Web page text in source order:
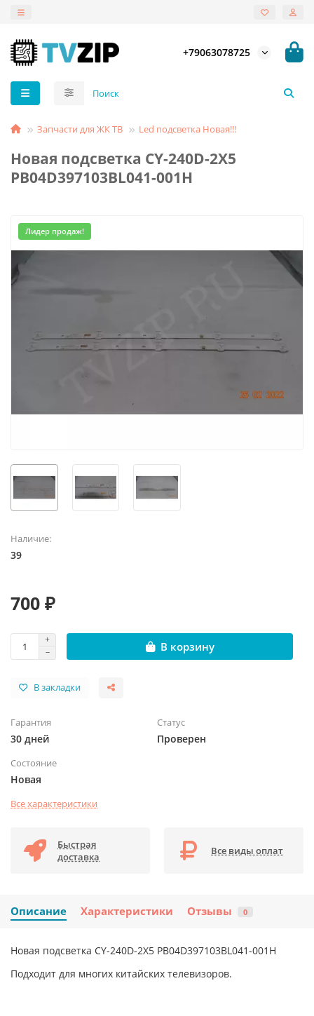
+79063078725
Запчасти для ЖК ТВ Led подсветка Новая!!!
Новая подсветка CY-240D-2X5
PB04D397103BL041-001H
Лидер продаж!
Наличие:
39
700 ₽
В корзину
В закладки
Гарантия
30 дней
Статус
Проверен
Состояние
Новая
Все характеристики
Быстрая
доставка
Все виды оплат
Описание Характеристики Отзывы 0
Новая подсветка CY-240D-2X5 PB04D397103BL041-001H
Подходит для многих китайских телевизоров.